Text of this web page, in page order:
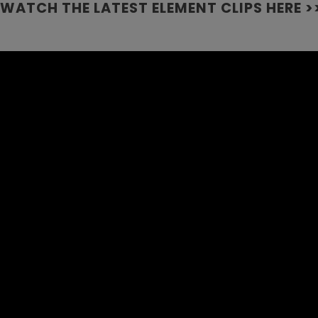
WATCH THE LATEST ELEMENT CLIPS HERE